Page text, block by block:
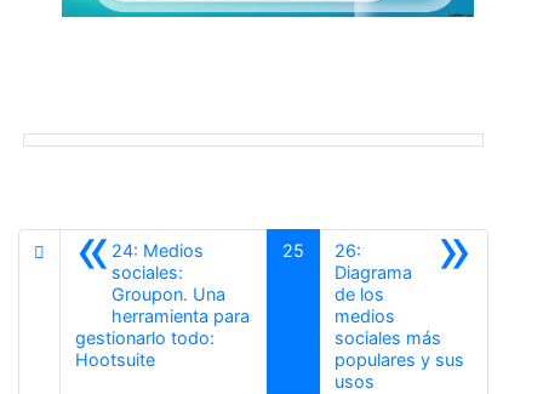
«24: Medios
sociales:
Groupon. Una
herramienta para
gestionarlo todo:
HootsuiteAnterior
25 »
26:
Diagrama
de los
medios
sociales más
populares y sus
usos